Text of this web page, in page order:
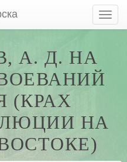
А. Д. НА
(КРАХ
НА